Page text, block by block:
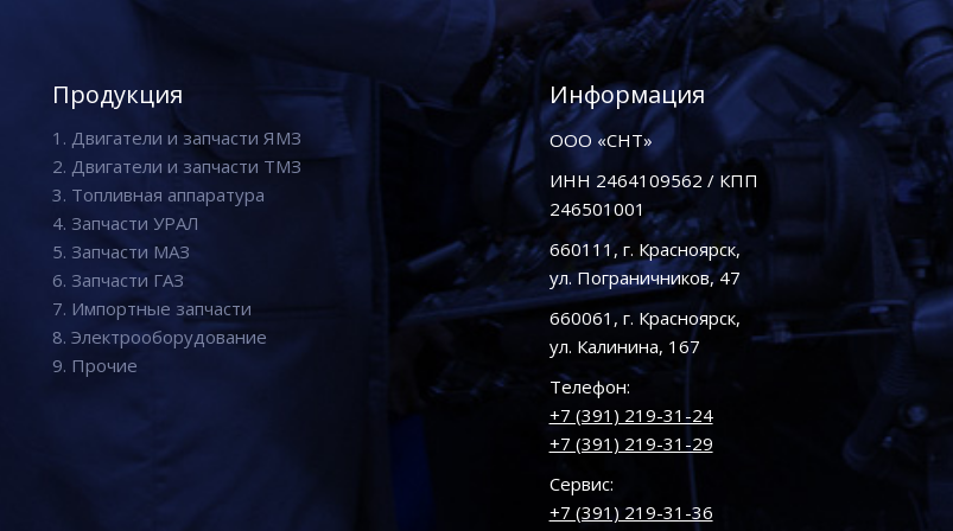
Продукция
1. Двигатели и запчасти ЯМЗ
2. Двигатели и запчасти ТМЗ
3. Топливная аппаратура
4. Запчасти УРАЛ
5. Запчасти МАЗ
6. Запчасти ГАЗ
7. Импортные запчасти
8. Электрооборудование
9. Прочие
Информация
ООО «СНТ»
ИНН 2464109562 / КПП
246501001
660111, г. Красноярск,
ул. Пограничников, 47
660061, г. Красноярск,
ул. Калинина, 167
Телефон:
+7 (391) 219-31-24
+7 (391) 219-31-29
Сервис:
+7 (391) 219-31-36